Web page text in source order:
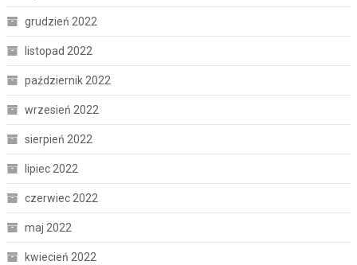
grudzień 2022
listopad 2022
październik 2022
wrzesień 2022
sierpień 2022
lipiec 2022
czerwiec 2022
maj 2022
kwiecień 2022